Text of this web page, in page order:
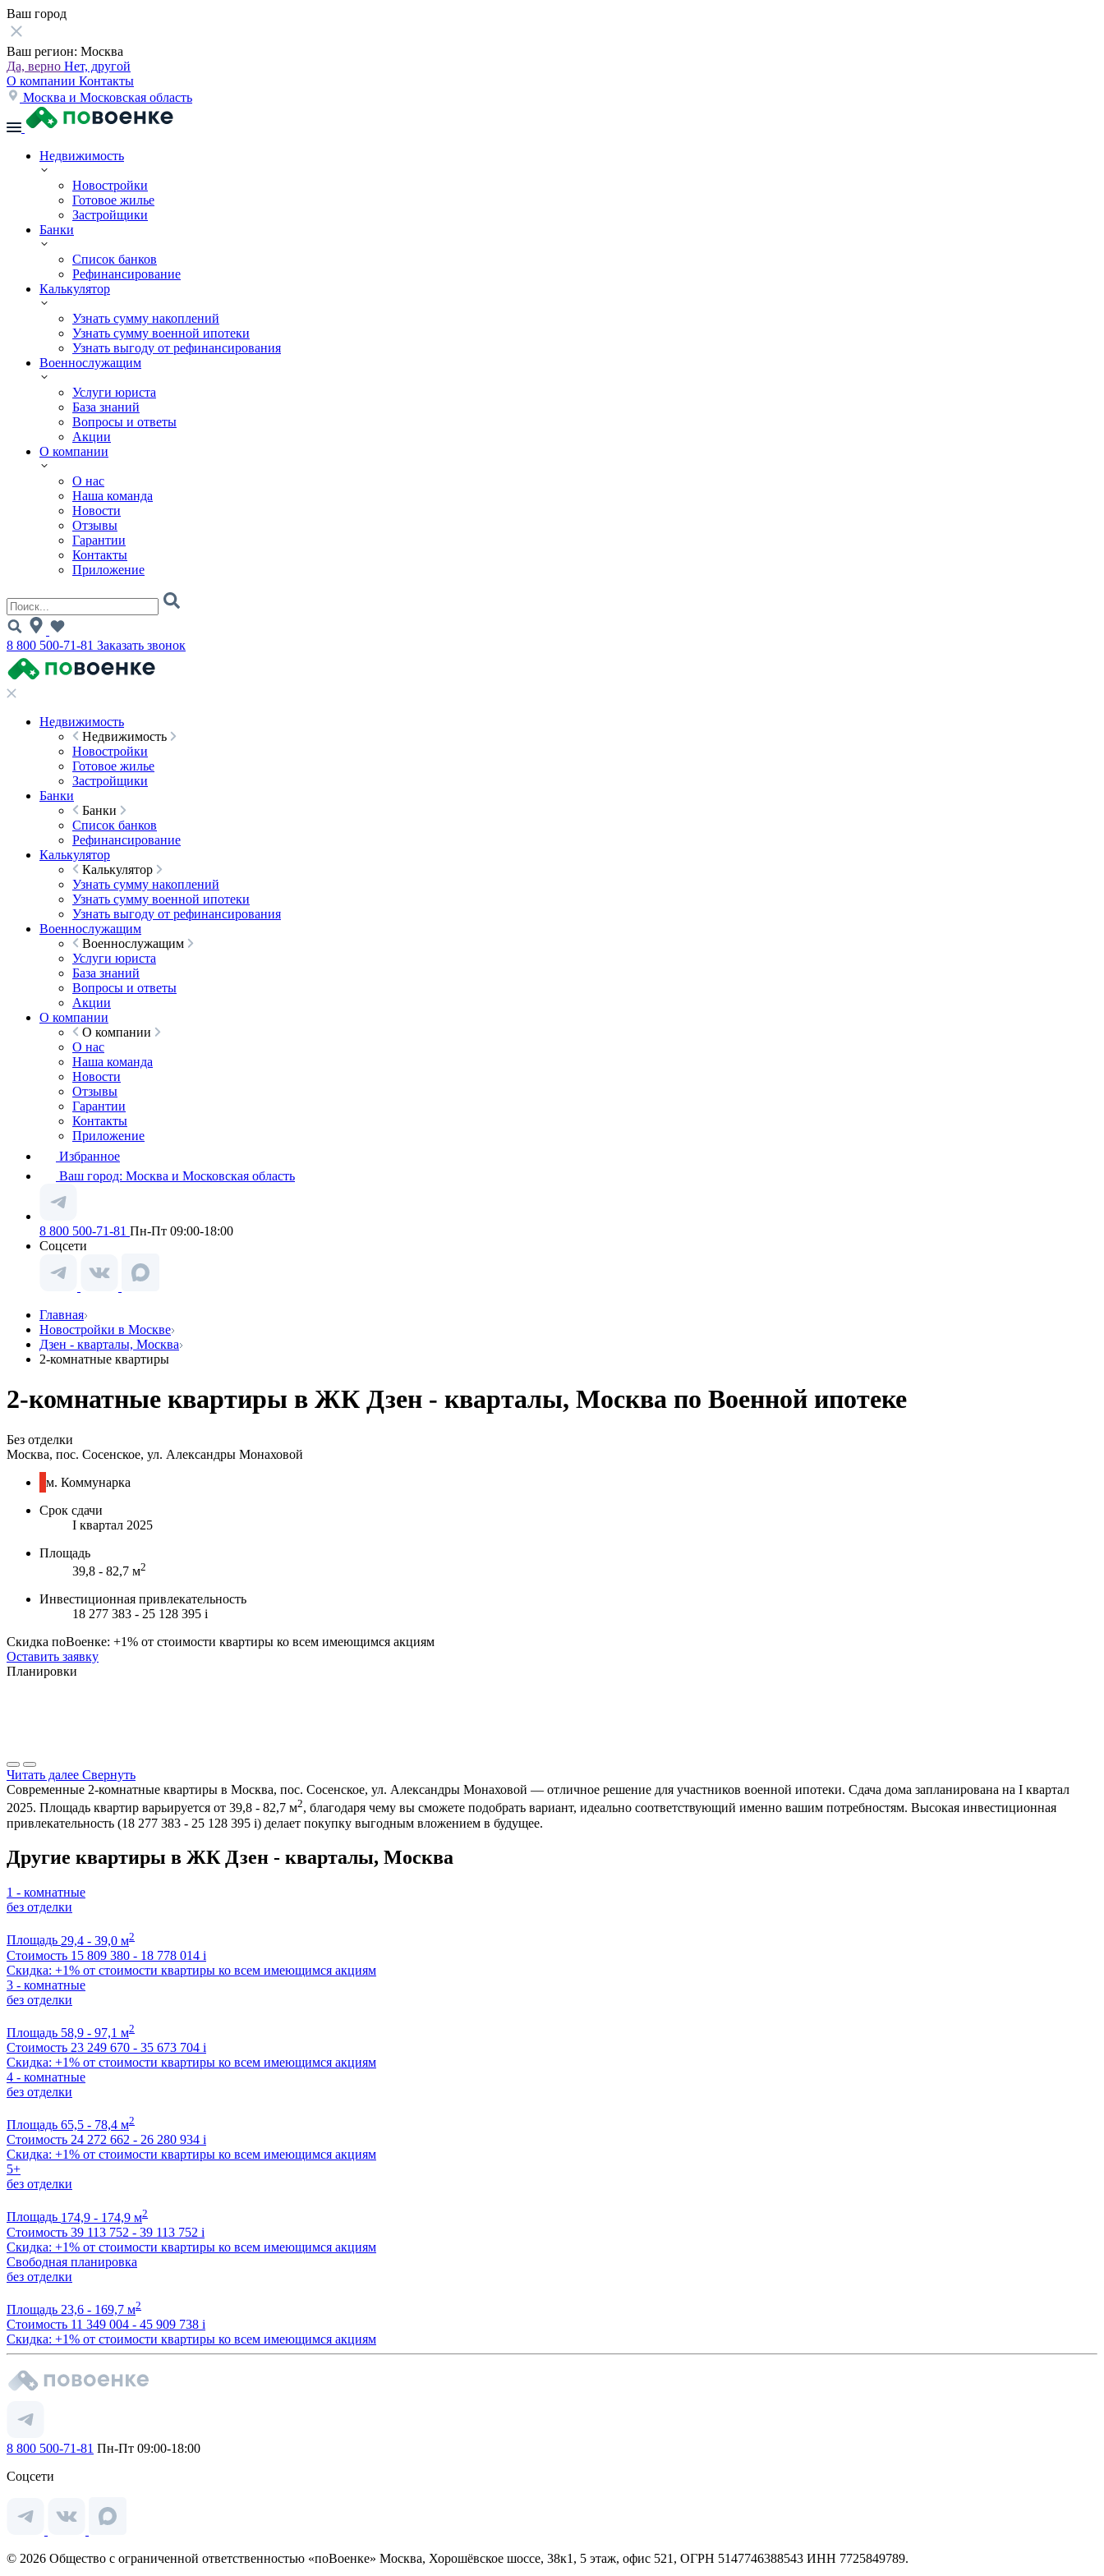
Ваш город
Ваш регион: Москва
Да, верно Нет, другой
О компании Контакты
Москва и Московская область
Недвижимость
Новостройки
Готовое жилье
Застройщики
Банки
Список банков
Рефинансирование
Калькулятор
Узнать сумму накоплений
Узнать сумму военной ипотеки
Узнать выгоду от рефинансирования
Военнослужащим
Услуги юриста
База знаний
Вопросы и ответы
Акции
О компании
О нас
Наша команда
Новости
Отзывы
Гарантии
Контакты
Приложение
8 800 500-71-81 Заказать звонок
Недвижимость
Недвижимость
Новостройки
Готовое жилье
Застройщики
Банки
Банки
Список банков
Рефинансирование
Калькулятор
Калькулятор
Узнать сумму накоплений
Узнать сумму военной ипотеки
Узнать выгоду от рефинансирования
Военнослужащим
Военнослужащим
Услуги юриста
База знаний
Вопросы и ответы
Акции
О компании
О компании
О нас
Наша команда
Новости
Отзывы
Гарантии
Контакты
Приложение
Избранное
Ваш город: Москва и Московская область
8 800 500-71-81 Пн-Пт 09:00-18:00
Соцсети
Главная
Новостройки в Москве
Дзен - кварталы, Москва
2-комнатные квартиры
2-комнатные квартиры в ЖК Дзен - кварталы, Москва по Военной ипотеке
Без отделки
Москва, пос. Сосенское, ул. Александры Монаховой
м. Коммунарка
Срок сдачи
I квартал 2025
Площадь
39,8 - 82,7 м2
Инвестиционная привлекательность
18 277 383 - 25 128 395 i
Скидка поВоенке: +1% от стоимости квартиры ко всем имеющимся акциям
Оставить заявку
Планировки
Читать далее Свернуть
Современные 2-комнатные квартиры в Москва, пос. Сосенское, ул. Александры Монаховой — отличное решение для участников военной ипотеки. Сдача дома запланирована на I квартал
2025. Площадь квартир варьируется от 39,8 - 82,7 м2, благодаря чему вы сможете подобрать вариант, идеально соответствующий именно вашим потребностям. Высокая инвестиционная
привлекательность (18 277 383 - 25 128 395 i) делает покупку выгодным вложением в будущее.
Другие квартиры в ЖК Дзен - кварталы, Москва
1 - комнатные
без отделки
Площадь 29,4 - 39,0 м2
Стоимость 15 809 380 - 18 778 014 i
Скидка: +1% от стоимости квартиры ко всем имеющимся акциям
3 - комнатные
без отделки
Площадь 58,9 - 97,1 м2
Стоимость 23 249 670 - 35 673 704 i
Скидка: +1% от стоимости квартиры ко всем имеющимся акциям
4 - комнатные
без отделки
Площадь 65,5 - 78,4 м2
Стоимость 24 272 662 - 26 280 934 i
Скидка: +1% от стоимости квартиры ко всем имеющимся акциям
5+
без отделки
Площадь 174,9 - 174,9 м2
Стоимость 39 113 752 - 39 113 752 i
Скидка: +1% от стоимости квартиры ко всем имеющимся акциям
Свободная планировка
без отделки
Площадь 23,6 - 169,7 м2
Стоимость 11 349 004 - 45 909 738 i
Скидка: +1% от стоимости квартиры ко всем имеющимся акциям
8 800 500-71-81 Пн-Пт 09:00-18:00
Соцсети
© 2026 Общество с ограниченной ответственностью «поВоенке» Москва, Хорошёвское шоссе, 38к1, 5 этаж, офис 521, ОГРН 5147746388543 ИНН 7725849789.